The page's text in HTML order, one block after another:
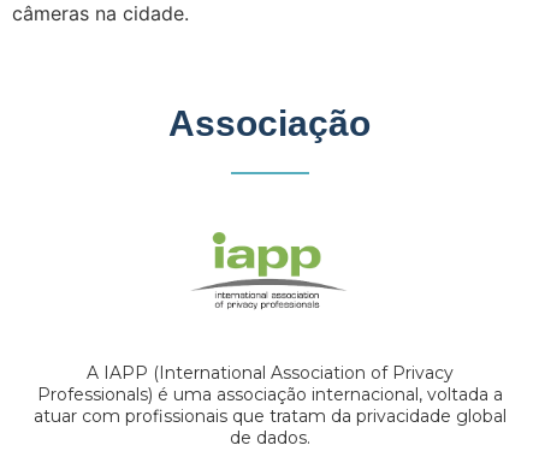
câmeras na cidade.
Associação
A IAPP (International Association of Privacy
Professionals) é uma associação internacional, voltada a
atuar com profissionais que tratam da privacidade global
de dados.